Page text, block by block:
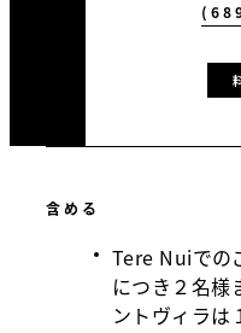
含める
Tere Nuiでの
につき２名様
ントヴィラは